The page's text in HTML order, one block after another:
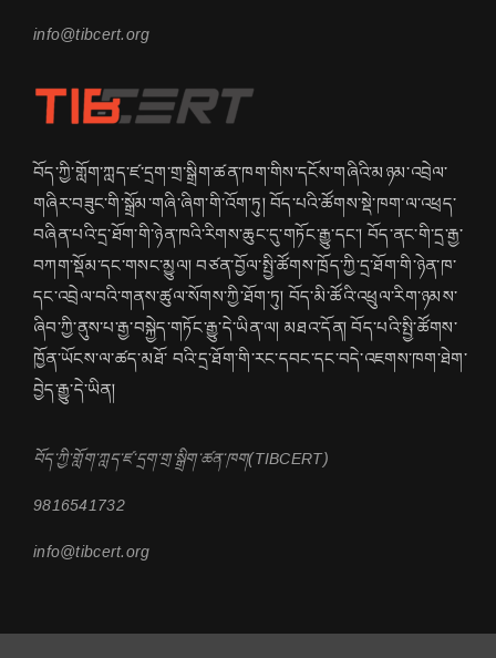
info@tibcert.org
བོད་ཀྱི་གློག་ཀླད་ཛ་དྲག་གྲ་སྒྲིག་ཚན་ཁག་གིས་དངོས་གཞིའི་མཉམ་འབྲེལ་
གཞིར་བཟུང་གི་སྒྲོམ་གཞི་ཞིག་གི་འོག་ཏུ། བོད་པའི་ཚོགས་སྡེ་ཁག་ལ་འཕྲད་
བཞིན་པའི་དྲ་ཐོག་གི་ཉེན་ཁའི་རིགས་ཆུང་དུ་གཏོང་རྒྱུ་དང་། བོད་ནང་གི་དྲ་རྒྱ་
བཀག་སྡོམ་དང་གསང་མྱུལ། བཙན་བྱོལ་སྤྱི་ཚོགས་ཁྲོད་ཀྱི་དྲ་ཐོག་གི་ཉེན་ཁ་
དང་འབྲེལ་བའི་གནས་ཚུལ་སོགས་ཀྱི་ཐོག་ཏུ། བོད་མི་ཚོའི་འཕྲུལ་རིག་ཉམས་
ཞིབ་ཀྱི་ནུས་པ་རྒྱ་བསྐྱེད་གཏོང་རྒྱུ་དེ་ཡིན་ལ། མཐའ་དོན། བོད་པའི་སྤྱི་ཚོགས་
ཁྱོན་ཡོངས་ལ་ཚད་མཐོ་ བའི་དྲ་ཐོག་གི་རང་དབང་དང་བདེ་འཇགས་ཁག་ཐེག་
བྱེད་རྒྱུ་དེ་ཡིན།
བོད་ཀྱི་གློག་ཀླད་ཛ་དྲག་གྲ་སྒྲིག་ཚན་ཁག(TIBCERT)
9816541732
info@tibcert.org